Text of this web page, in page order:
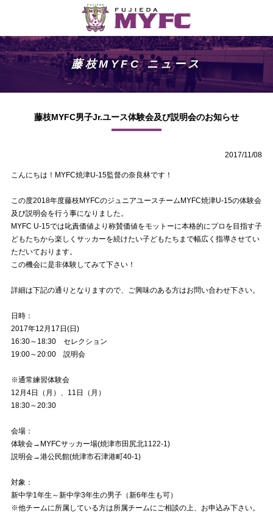
藤枝MYFC ニュース
藤枝MYFC男子Jr.ユース体験会及び説明会のお知らせ
2017/11/08
こんにちは！MYFC焼津U-15監督の奈良林です！
この度2018年度藤枝MYFCのジュニアユースチームMYFC焼津U-15の体験会
及び説明会を行う事になりま した。
MYFC U-15では叱責価値より称賛価値をモットーに本格的にプロを目指す子
どもたちから楽しくサッカーを続けたい子どもたちまで幅広く指導させてい
ただいております。
この機会に是非体験してみて下さい！
詳細は下記の通りとなりますので、ご興味のある方はお問い合わせ下さい。
日時：
2017年12月17日(日)
16:30～18:30 セレクション
19:00～20:00 説明会
※通常練習体験会
12月4日（月）、11日（月）
18:30～20:30
会場：
体験会→MYFCサッカー場(焼津市田尻北1122-1)
説明会→港公民館(焼津市石津港町40-1)
対象：
新中学1年生～新中学3年生の男子（新6年生も可）
※他チームに所属している方は所属チームにご相談の上、お申込み下さい。